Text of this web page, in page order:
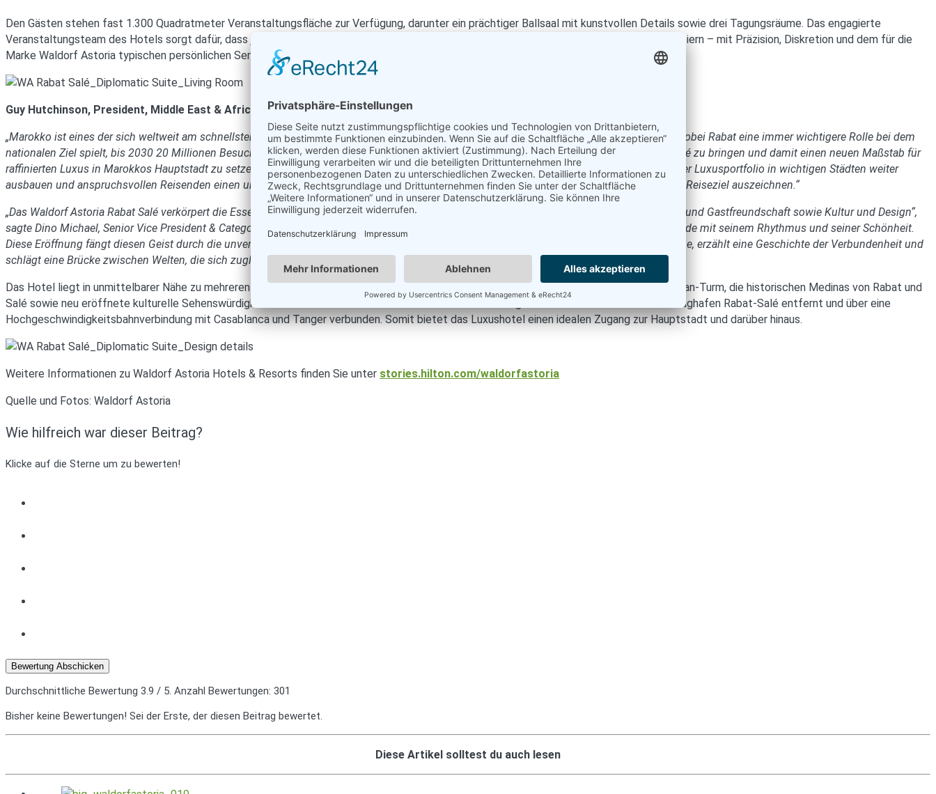
Den Gästen stehen fast 1.300 Quadratmeter Veranstaltungsfläche zur Verfügung, darunter ein prächtiger Ballsaal mit kunstvollen Details sowie drei Tagungsräume. Das engagierte
Veranstaltungsteam des Hotels sorgt dafür, dass jeder Anlass – von diplomatischen oder geschäftlichen Empfängen bis hin zu Jubiläumsfeiern – mit Präzision, Diskretion und dem für die
Marke Waldorf Astoria typischen persönlichen Service ausgerichtet wird.
Guy Hutchinson, President, Middle East & Africa, Hilton, sagte:
„Marokko ist eines der sich weltweit am schnellsten entwickelnden Reiseziele und begrüßte im Jahr 2025 mehr als 18 Millionen Touristen, wobei Rabat eine immer wichtigere Rolle bei dem
nationalen Ziel spielt, bis 2030 20 Millionen Besucher zu erreichen. Wir sind stolz darauf, die ikonische Marke Waldorf Astoria nach Rabat-Salé zu bringen und damit einen neuen Maßstab für
raffinierten Luxus in Marokkos Hauptstadt zu setzen. Diese Eröffnung markiert ein aufregendes neues Kapitel für die Marke, während wir unser Luxusportfolio in wichtigen Städten weiter
ausbauen und anspruchsvollen Reisenden einen unvergleichlichen Zugang zu dem Kulturerbe, der Kunst und dem Ehrgeiz bieten, die dieses Reiseziel auszeichnen.“
„Das Waldorf Astoria Rabat Salé verkörpert die Essenz dessen, wofür unsere Marke steht: den Dialog zwischen Tradition und Moderne, Kunst und Gastfreundschaft sowie Kultur und Design“,
sagte Dino Michael, Senior Vice President & Category Head, Hilton Luxury Brands. „Marokko inspiriert seit jeher Träumer, Schöpfer und Reisende mit seinem Rhythmus und seiner Schönheit.
Diese Eröffnung fängt diesen Geist durch die unverwechselbare Waldorf-Astoria-Brille ein. Jedes Detail, von der Kunstsammlung bis zur Küche, erzählt eine Geschichte der Verbundenheit und
schlägt eine Brücke zwischen Welten, die sich zugleich zeitlos und neu anfühlt.“
Das Hotel liegt in unmittelbarer Nähe zu mehreren Stätten des UNESCO-Weltkulturerbes. Dazu zählen die Kasbah der Udayas und der Hassan-Turm, die historischen Medinas von Rabat und
Salé sowie neu eröffnete kulturelle Sehenswürdigkeiten wie das Grand Théâtre de Rabat. Es ist nur wenige Minuten vom internationalen Flughafen Rabat-Salé entfernt und über eine
Hochgeschwindigkeitsbahnverbindung mit Casablanca und Tanger verbunden. Somit bietet das Luxushotel einen idealen Zugang zur Hauptstadt und darüber hinaus.
Weitere Informationen zu Waldorf Astoria Hotels & Resorts finden Sie unter stories.hilton.com/waldorfastoria
Quelle und Fotos: Waldorf Astoria
Wie hilfreich war dieser Beitrag?
Klicke auf die Sterne um zu bewerten!
Bewertung Abschicken
Durchschnittliche Bewertung 3.9 / 5. Anzahl Bewertungen: 301
Bisher keine Bewertungen! Sei der Erste, der diesen Beitrag bewertet.
Diese Artikel solltest du auch lesen